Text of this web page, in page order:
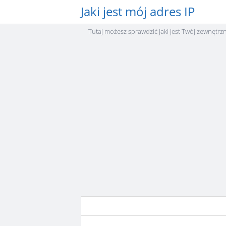
Jaki jest mój adres IP
Tutaj możesz sprawdzić jaki jest Twój